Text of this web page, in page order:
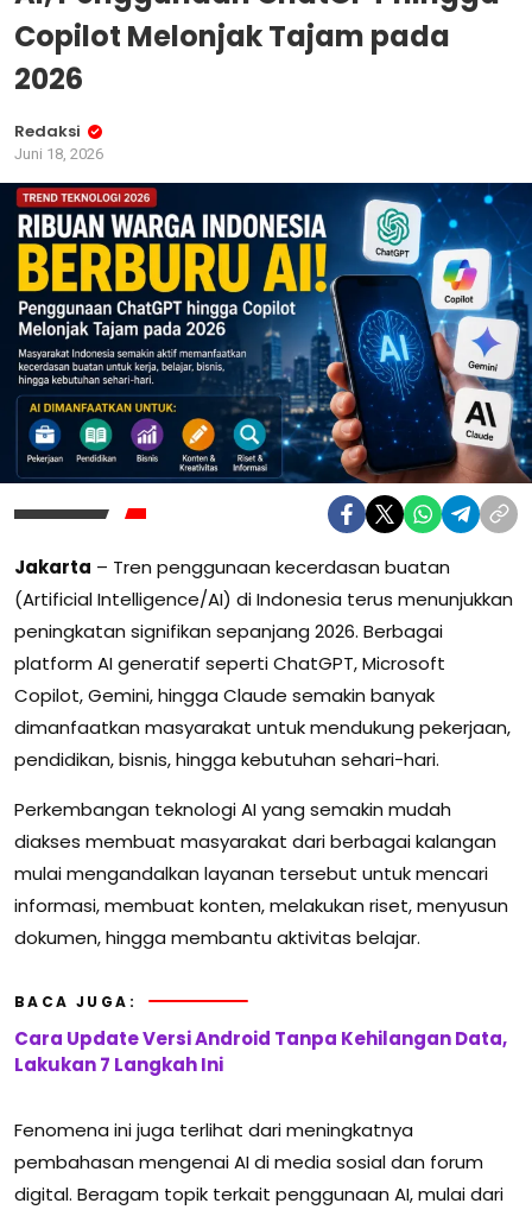
Copilot Melonjak Tajam pada
2026
Redaksi
Juni 18, 2026
Jakarta – Tren penggunaan kecerdasan buatan
(Artificial Intelligence/AI) di Indonesia terus menunjukkan
peningkatan signifikan sepanjang 2026. Berbagai
platform AI generatif seperti ChatGPT, Microsoft
Copilot, Gemini, hingga Claude semakin banyak
dimanfaatkan masyarakat untuk mendukung pekerjaan,
pendidikan, bisnis, hingga kebutuhan sehari-hari.
Perkembangan teknologi AI yang semakin mudah
diakses membuat masyarakat dari berbagai kalangan
mulai mengandalkan layanan tersebut untuk mencari
informasi, membuat konten, melakukan riset, menyusun
dokumen, hingga membantu aktivitas belajar.
BACA JUGA:
Cara Update Versi Android Tanpa Kehilangan Data,
Lakukan 7 Langkah Ini
Fenomena ini juga terlihat dari meningkatnya
pembahasan mengenai AI di media sosial dan forum
digital. Beragam topik terkait penggunaan AI, mulai dari